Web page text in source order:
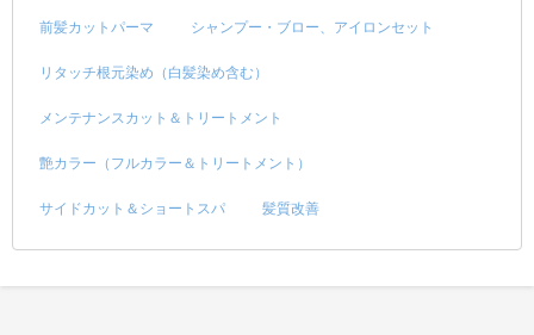
前髪カットパーマ シャンプー・ブロー、アイロンセット
リタッチ根元染め（白髪染め含む）
メンテナンスカット＆トリートメント
艶カラー（フルカラー＆トリートメント）
サイドカット＆ショートスパ 髪質改善